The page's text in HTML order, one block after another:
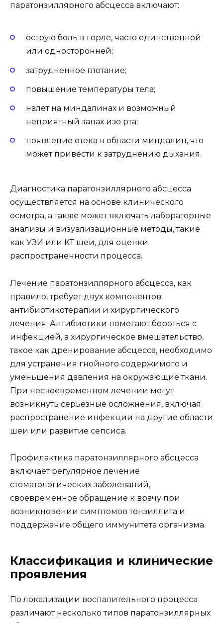
паратонзиллярного абсцесса включают:
острую боль в горле, часто единственной
или односторонней;
затрудненное глотание;
повышение температуры тела;
налет на миндалинах и возможный
неприятный запах изо рта;
появление отека в области миндалин, что
может привести к затруднению дыхания.
Диагностика паратонзиллярного абсцесса
осуществляется на основе клинического
осмотра, а также может включать лабораторные
анализы и визуализационные методы, такие
как УЗИ или КТ шеи, для оценки
распространенности процесса.
Лечение паратонзиллярного абсцесса, как
правило, требует двух компонентов:
антибиотикотерапии и хирургического
лечения. Антибиотики помогают бороться с
инфекцией, а хирургическое вмешательство,
такое как дренирование абсцесса, необходимо
для устранения гнойного содержимого и
уменьшения давления на окружающие ткани.
При несвоевременном лечении могут
возникнуть серьезные осложнения, включая
распространение инфекции на другие области
шеи или развитие сепсиса.
Профилактика паратонзиллярного абсцесса
включает регулярное лечение
стоматологических заболеваний,
своевременное обращение к врачу при
возникновении симптомов тонзиллита и
поддержание общего иммунитета организма.
Классификация и клинические
проявления
По локализации воспалительного процесса
различают несколько типов паратонзиллярных